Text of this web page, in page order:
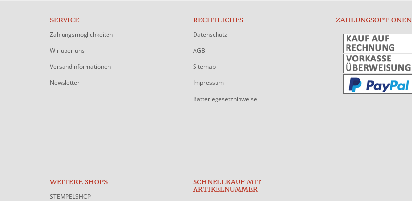
SERVICE
Zahlungsmöglichkeiten
Wir über uns
Versandinformationen
Newsletter
RECHTLICHES
Datenschutz
AGB
Sitemap
Impressum
Batteriegesetzhinweise
ZAHLUNGSOPTIONEN
WEITERE SHOPS
STEMPELSHOP
SCHNELLKAUF MIT
ARTIKELNUMMER